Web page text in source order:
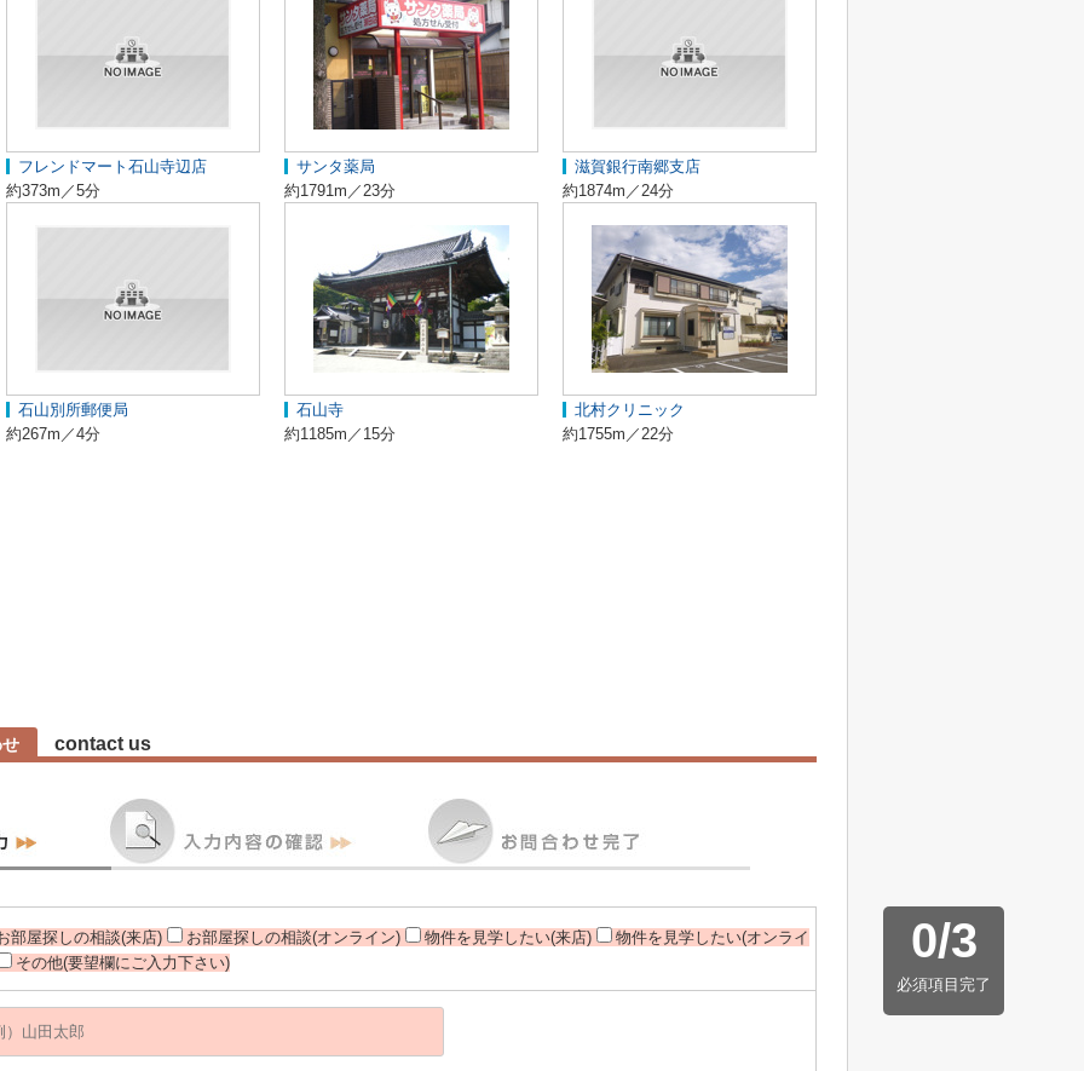
フレンドマート石山寺辺店
約373m／5分
サンタ薬局
約1791m／23分
滋賀銀行南郷支店
約1874m／24分
石山別所郵便局
約267m／4分
石山寺
約1185m／15分
北村クリニック
約1755m／22分
contact us
0/3
必須項目完了
部屋探しの相談(来店) お部屋探しの相談(オンライン) 物件を見学したい(来店)
物件を見学したい(オンライ
その他(要望欄にご入力下さい)